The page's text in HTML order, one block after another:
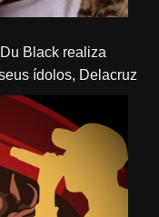
ídolos, Delacruz